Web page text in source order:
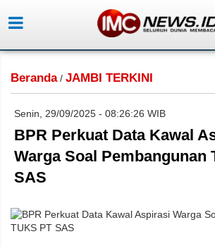
Beranda/ JAMBI TERKINI
Senin, 29/09/2025 - 08:26:26 WIB
BPR Perkuat Data Kawal
Warga Soal Pembangunan
SAS